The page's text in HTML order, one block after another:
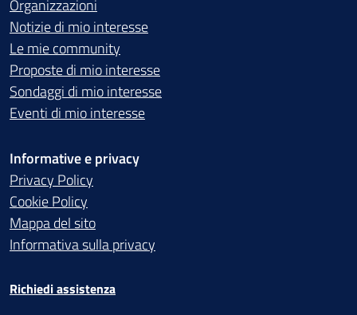
Organizzazioni
Notizie di mio interesse
Le mie community
Proposte di mio interesse
Sondaggi di mio interesse
Eventi di mio interesse
Informative e privacy
Privacy Policy
Cookie Policy
Mappa del sito
Informativa sulla privacy
Richiedi assistenza